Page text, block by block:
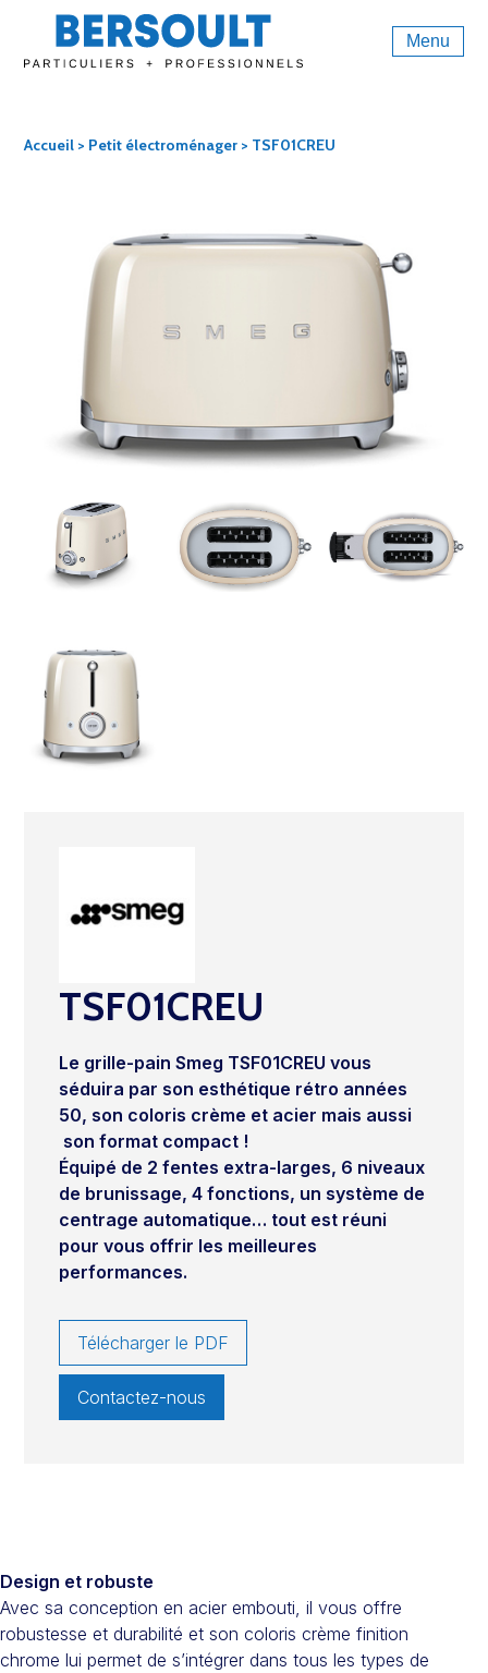
Menu
Accueil > Petit électroménager > TSF01CREU
TSF01CREU
Le grille-pain Smeg TSF01CREU vous
séduira par son esthétique rétro années
50, son coloris crème et acier mais aussi
son format compact !
Équipé de 2 fentes extra-larges, 6 niveaux
de brunissage, 4 fonctions, un système de
centrage automatique… tout est réuni
pour vous offrir les meilleures
performances.
Télécharger le PDF
Contactez-nous
Design et robuste
Avec sa conception en acier embouti, il vous offre
robustesse et durabilité et son coloris crème finition
chrome lui permet de s’intégrer dans tous les types de